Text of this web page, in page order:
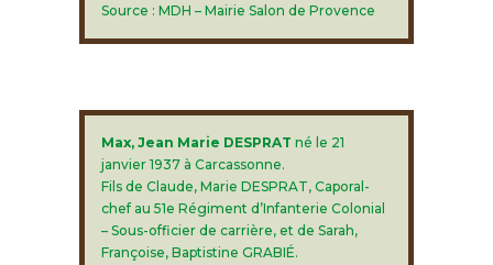
Source : MDH – Mairie Salon de Provence
Max, Jean Marie DESPRAT né le 21
janvier 1937 à Carcassonne.
Fils de Claude, Marie DESPRAT, Caporal-
chef au 51e Régiment d’Infanterie Colonial
– Sous-officier de carrière, et de Sarah,
Françoise, Baptistine GRABIÉ.